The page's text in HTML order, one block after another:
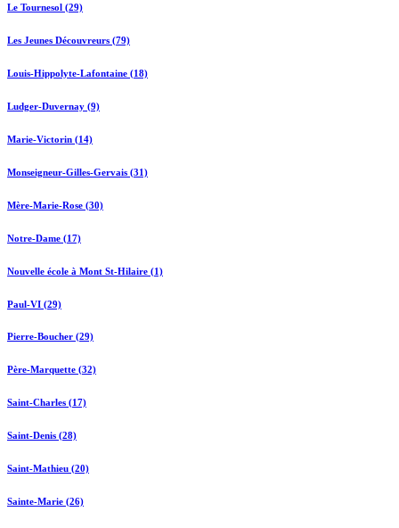
Le Tournesol (29)
Les Jeunes Découvreurs (79)
Louis-Hippolyte-Lafontaine (18)
Ludger-Duvernay (9)
Marie-Victorin (14)
Monseigneur-Gilles-Gervais (31)
Mère-Marie-Rose (30)
Notre-Dame (17)
Nouvelle école à Mont St-Hilaire (1)
Paul-VI (29)
Pierre-Boucher (29)
Père-Marquette (32)
Saint-Charles (17)
Saint-Denis (28)
Saint-Mathieu (20)
Sainte-Marie (26)